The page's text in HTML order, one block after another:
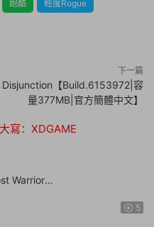
跑酷 輕度Rogue
下一篇
Disjunction【Build.6153972|容
量377MB|官方簡體中文】
寫：XDGAME
Warrior
5